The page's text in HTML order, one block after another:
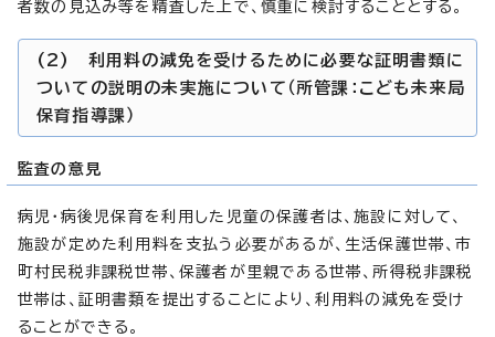
者数の見込み等を精査した上で、慎重に検討することとする。
(2) 利用料の減免を受けるために必要な証明書類に
ついての説明の未実施について（所管課：こども未来局
保育指導課）
監査の意見
病児・病後児保育を利用した児童の保護者は、施設に対して、
施設が定めた利用料を支払う必要があるが、生活保護世帯、市
町村民税非課税世帯、保護者が里親である世帯、所得税非課税
世帯は、証明書類を提出することにより、利用料の減免を受け
ることができる。